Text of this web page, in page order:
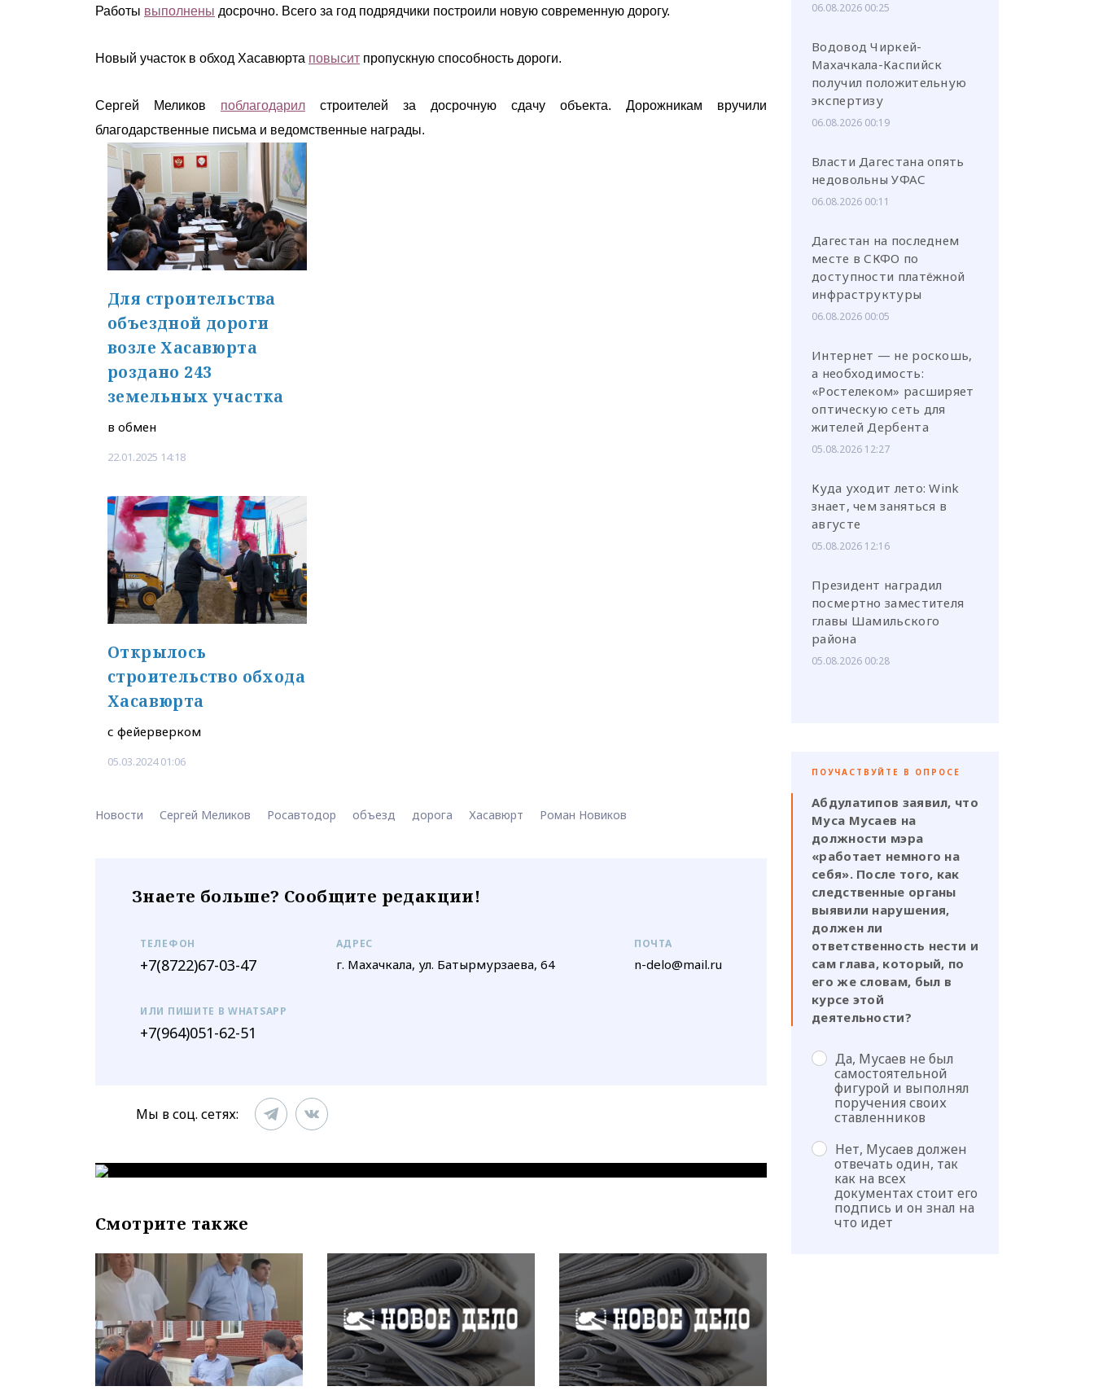
Работы выполнены досрочно. Всего за год подрядчики построили новую современную дорогу.
Новый участок в обход Хасавюрта повысит пропускную способность дороги.
Сергей Меликов поблагодарил строителей за досрочную сдачу объекта. Дорожникам вручили
благодарственные письма и ведомственные награды.
Для строительства
объездной дороги
возле Хасавюрта
роздано 243
земельных участка
в обмен
22.01.2025 14:18
Открылось
строительство обхода
Хасавюрта
с фейерверком
05.03.2024 01:06
Новости Сергей Меликов Росавтодор объезд дорога Хасавюрт Роман Новиков
Знаете больше? Сообщите редакции!
ТЕЛЕФОН
+7(8722)67-03-47
АДРЕС
г. Махачкала, ул. Батырмурзаева, 64
ПОЧТА
n-delo@mail.ru
ИЛИ ПИШИТЕ В WHATSAPP
+7(964)051-62-51
Мы в соц. сетях:
Смотрите также
06.08.2026 00:25
Водовод Чиркей-
Махачкала-Каспийск
получил положительную
экспертизу
06.08.2026 00:19
Власти Дагестана опять
недовольны УФАС
06.08.2026 00:11
Дагестан на последнем
месте в СКФО по
доступности платёжной
инфраструктуры
06.08.2026 00:05
Интернет — не роскошь,
а необходимость:
«Ростелеком» расширяет
оптическую сеть для
жителей Дербента
05.08.2026 12:27
Куда уходит лето: Wink
знает, чем заняться в
августе
05.08.2026 12:16
Президент наградил
посмертно заместителя
главы Шамильского
района
05.08.2026 00:28
ПОУЧАСТВУЙТЕ В ОПРОСЕ
Абдулатипов заявил, что
Муса Мусаев на
должности мэра
«работает немного на
себя». После того, как
следственные органы
выявили нарушения,
должен ли
ответственность нести и
сам глава, который, по
его же словам, был в
курсе этой
деятельности?
Да, Мусаев не был
самостоятельной
фигурой и выполнял
поручения своих
ставленников
Нет, Мусаев должен
отвечать один, так
как на всех
документах стоит его
подпись и он знал на
что идет